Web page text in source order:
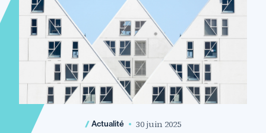
Actualité 30 juin 2025